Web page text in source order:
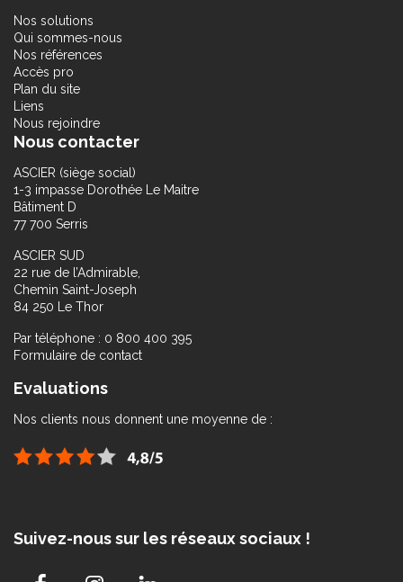
Nos solutions
Qui sommes-nous
Nos références
Accès pro
Plan du site
Liens
Nous rejoindre
Nous contacter
ASCIER (siège social)
1-3 impasse Dorothée Le Maitre
Bâtiment D
77 700 Serris
ASCIER SUD
22 rue de l’Admirable,
Chemin Saint-Joseph
84 250 Le Thor
Par téléphone : 0 800 400 395
Formulaire de contact
Evaluations
Nos clients nous donnent une moyenne de :
Suivez-nous sur les réseaux sociaux !